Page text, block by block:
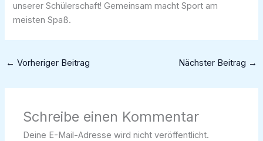
unserer Schülerschaft! Gemeinsam macht Sport am
meisten Spaß.
← Vorheriger Beitrag Nächster Beitrag →
Schreibe einen Kommentar
Deine E-Mail-Adresse wird nicht veröffentlicht.